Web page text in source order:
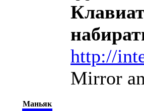
Маньяк
http://
Mirror